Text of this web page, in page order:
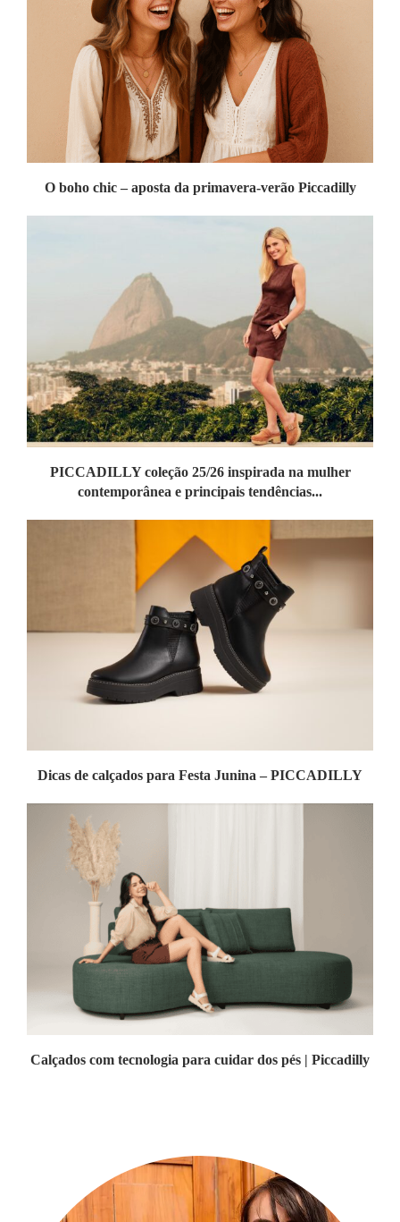
O boho chic – aposta da primavera-verão Piccadilly
PICCADILLY coleção 25/26 inspirada na mulher
contemporânea e principais tendências...
Dicas de calçados para Festa Junina – PICCADILLY
Calçados com tecnologia para cuidar dos pés | Piccadilly